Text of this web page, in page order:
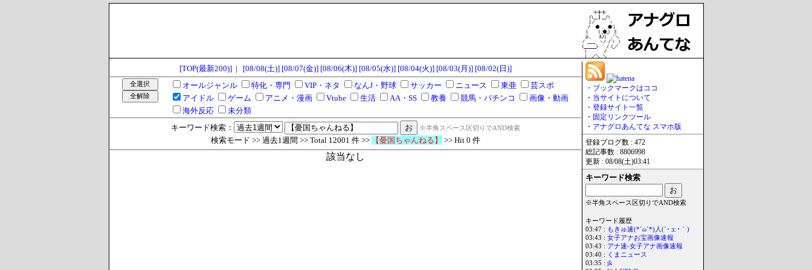
[TOP(最新200)]| [08/08(土)] [08/07(金)] [08/06(木)] [08/05(水)] [08/04(火)] [08/03(月)] [08/02(日)]
オールジャンル
特化・専門 VIP・ネタ なんJ・野球 サッカー ニュース 東亜
芸スポ
アイドル
ゲーム アニメ・漫画 Vtube 生活 AA・SS 教養 競馬・パチンコ
画像・動画
海外反応
未分類
キーワード検索：
※半角スペース区切りでAND検索
検索モード >> 過去1週間 >> Total 12001 件 >> 【憂国ちゃんねる】 >> Hit 0 件
該当なし
・ ブックマークはココ
・ 当サイトについて
・ 登録サイト一覧
・ 固定リンクツール
・ アナグロあんてな スマホ版
登録ブログ数 : 472
総記事数 : 8806998
更新 : 08/08(土)03:41
キーワード検索
※半角スペース区切りでAND検索
キーワード履歴
03:47 : もきゅ速(*´ω`*)人(´･ェ･｀)
03:43 : 女子アナお宝画像速報
03:43 : アナ速‐女子アナ画像速報
03:40 :
くまニュース
03:35 : jk